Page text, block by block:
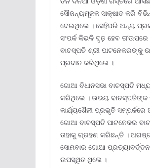
ସୌଜନ୍ୟମୂଳକ ସାକ୍ଷାତ କରି
ଦେଇଥିଲେ । ସେହିପରି ଅନ୍ୟ
ସଂପର୍କ କିଭଳି ଦୃଢ଼ ହେବ
ବାଚସ୍ପତି ଶ୍ରୀ ପାଟନେକରଙ୍କୁ
ପ୍ରଦାନ କରିଥିଲେ ।
ଗୋଆ ବିଧାନସଭା ବାଚସ୍ପତି
କରିଥିଲେ । ଉଭୟ ବାଚସ୍ପତିଙ୍କ
କାର୍ଯ୍ୟଶୈଳୀ ପ୍ରଭୃତି
ଗୋଆ ବାଚସ୍ପତି ପାଟନେକର
ତାହାକୁ ଗ୍ରହଣ କରିଛନ୍ତି ।
ସୋମବାର ଗୋଆ ପ୍ରତ୍ୟାବର୍ତ୍ତନ
ଉପସ୍ଥିତ ଥିଲେ ।